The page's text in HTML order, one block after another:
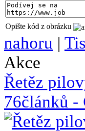
Opište kód z obrázku
nahoru |
Akce
Řetěz
76článků -